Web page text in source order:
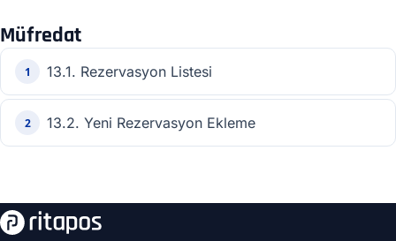
Müfredat
1 13.1. Rezervasyon Listesi
2 13.2. Yeni Rezervasyon Ekleme